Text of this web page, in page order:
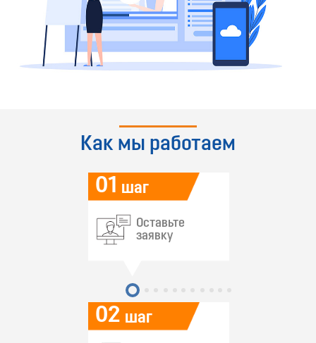
Как мы работаем
02
01
Оставьте
заявку
шаг
шаг